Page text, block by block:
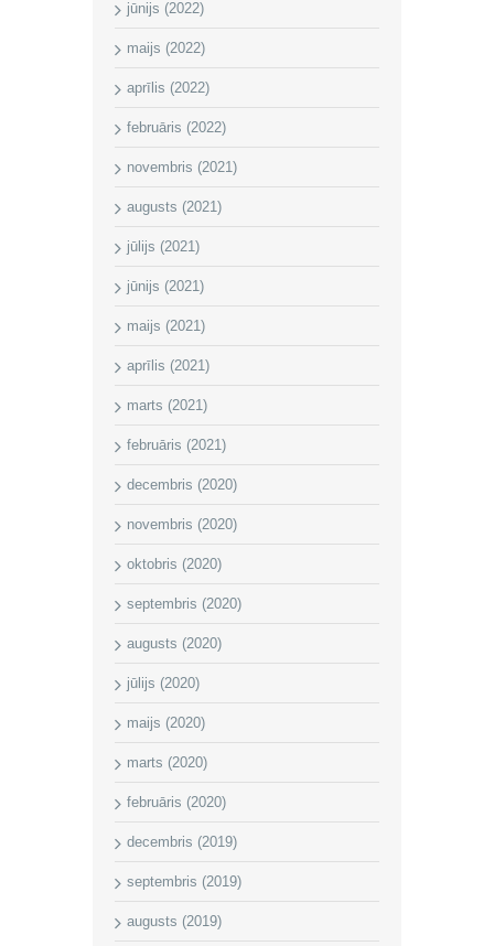
jūnijs (2022)
maijs (2022)
aprīlis (2022)
februāris (2022)
novembris (2021)
augusts (2021)
jūlijs (2021)
jūnijs (2021)
maijs (2021)
aprīlis (2021)
marts (2021)
februāris (2021)
decembris (2020)
novembris (2020)
oktobris (2020)
septembris (2020)
augusts (2020)
jūlijs (2020)
maijs (2020)
marts (2020)
februāris (2020)
decembris (2019)
septembris (2019)
augusts (2019)